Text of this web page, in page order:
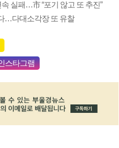
실패…市 “포기 않고 또 추진”
…다대소각장 또 유찰
스타그램